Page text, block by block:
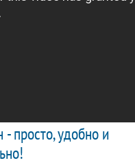
просто, удобно и